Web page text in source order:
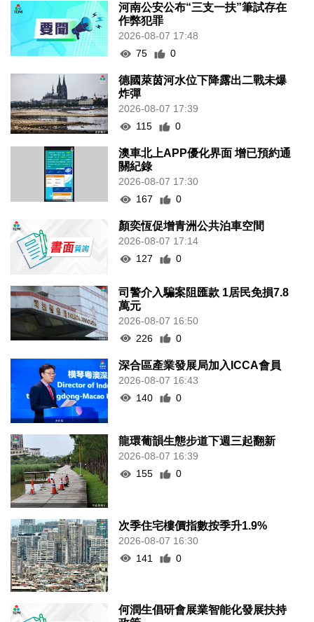
河南公安公布“三支一扶”筆試存在
作弊犯罪
2026-08-07 17:48
75
0
德國萊茵河水位下降露出二戰未爆
炸彈
2026-08-07 17:39
115
0
澳車北上APP優化界面 增已預約通
關紀錄
2026-08-07 17:30
167
0
顏奕恆促增青洲公共泊車空間
2026-08-07 17:14
127
0
司警介入騙案阻匯款 1居民免損7.8
萬元
2026-08-07 16:50
226
0
深合區產業發展局加入ICCA會員
2026-08-07 16:43
140
0
龍環葡韻生態步道下週三起翻新
2026-08-07 16:39
155
0
次季住宅樓價指數按季升1.9%
2026-08-07 16:30
141
0
何潤生倡研會展業智能化發展扶持